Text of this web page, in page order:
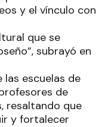
y el vínculo con
que se
subrayó en
las escuelas de
de
resaltando que
y fortalecer